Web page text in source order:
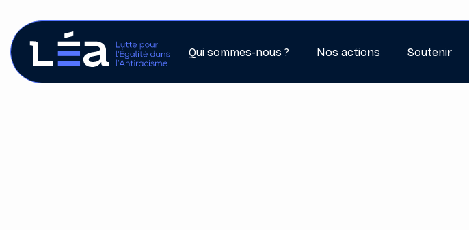
Qui sommes-nous ? Nos actions Soutenir